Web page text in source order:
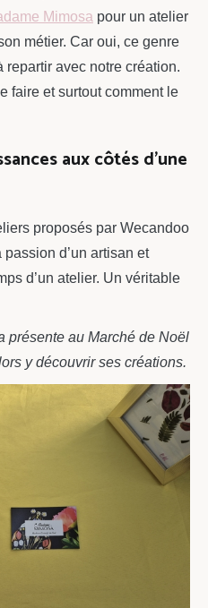
Mimosa pour un atelier
métier. Car oui, ce genre
repartir avec notre création.
faire et surtout comment le
aux côtés d’une
proposés par Wecandoo
d’un artisan et
d’un atelier. Un véritable
présente au Marché de Noël
y découvrir ses créations.